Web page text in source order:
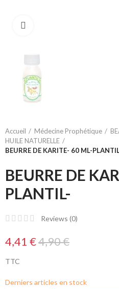
Accueil Médecine Prophétique
HUILE NATURELLE
BEURRE DE KARITE- 60 ML-
BEURRE DE
PLANTIL-
Reviews (0)
4,41 €4,90 €
TTC
Derniers articles en stock